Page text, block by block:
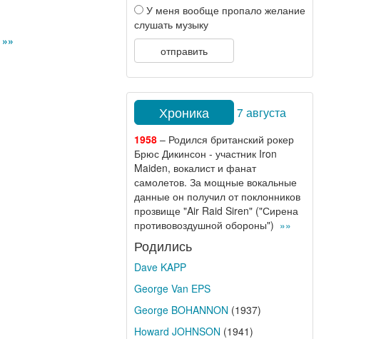
»»
У меня вообще пропало желание
слушать музыку
отправить
Хроника 7 августа
1958– Родился британский рокер
Брюс Дикинсон - участник Iron
Maiden, вокалист и фанат
самолетов. За мощные вокальные
данные он получил от поклонников
прозвище "Air Raid Siren" ("Сирена
противовоздушной обороны") »»
Родились
Dave KAPP
George Van EPS
George BOHANNON (1937)
Howard JOHNSON (1941)